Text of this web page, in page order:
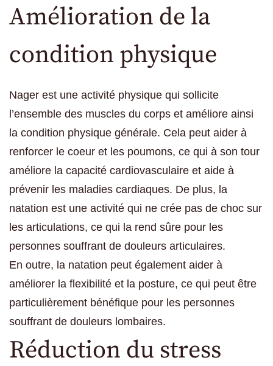
Amélioration de la
condition physique
Nager est une activité physique qui sollicite
l’ensemble des muscles du corps et améliore ainsi
la condition physique générale. Cela peut aider à
renforcer le coeur et les poumons, ce qui à son tour
améliore la capacité cardiovasculaire et aide à
prévenir les maladies cardiaques. De plus, la
natation est une activité qui ne crée pas de choc sur
les articulations, ce qui la rend sûre pour les
personnes souffrant de douleurs articulaires.
En outre, la natation peut également aider à
améliorer la flexibilité et la posture, ce qui peut être
particulièrement bénéfique pour les personnes
souffrant de douleurs lombaires.
Réduction du stress